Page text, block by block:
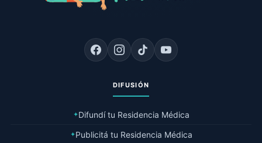
DIFUSIÓN
✦Difundí tu Residencia Médica
✦Publicitá tu Residencia Médica